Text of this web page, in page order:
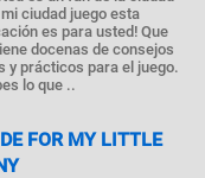
ciudad juego esta
es para usted! Que
docenas de consejos
y prácticos para el juego.
lo que ..
FOR MY LITTLE